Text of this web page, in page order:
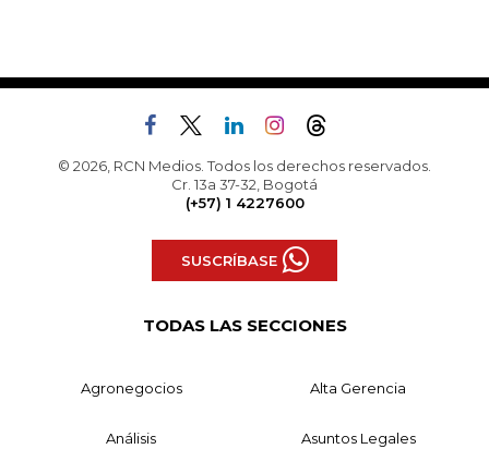
© 2026, RCN Medios. Todos los derechos reservados.
Cr. 13a 37-32, Bogotá
(+57) 1 4227600
SUSCRÍBASE
TODAS LAS SECCIONES
Agronegocios Alta Gerencia
Análisis Asuntos Legales